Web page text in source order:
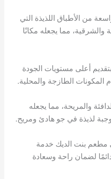
من الأطباق اللذيذة التي
والشرقية، مما يجعله مكانًا
أعلى مستويات الجودة
المكونات الطازجة والمحلية.
والمريحة، مما يجعله
وجبة لذيذة في جو هادئ ومريح.
مطعم بنت الديك خدمة
لضمان راحة وسعادة